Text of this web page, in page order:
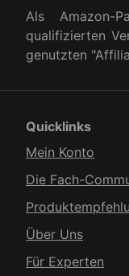
Als Amazon-
qualifizierten
genutzten
Quicklinks
Mein Konto
Die Fach-
Über Uns
Für Experten